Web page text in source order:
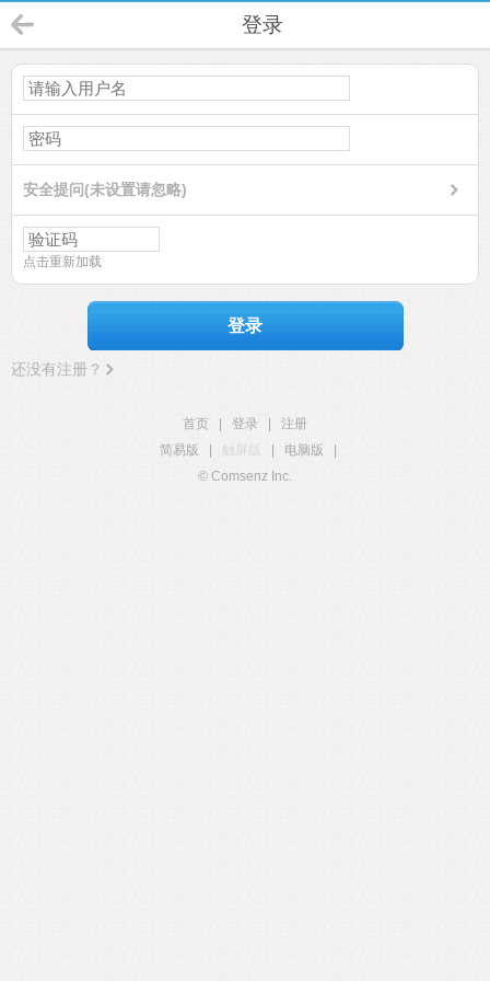
登录
安全提问(未设置请忽略)
点击重新加载
登录
还没有注册？
首页 登录
注册
简易版
触屏版 电脑版
© Comsenz Inc.